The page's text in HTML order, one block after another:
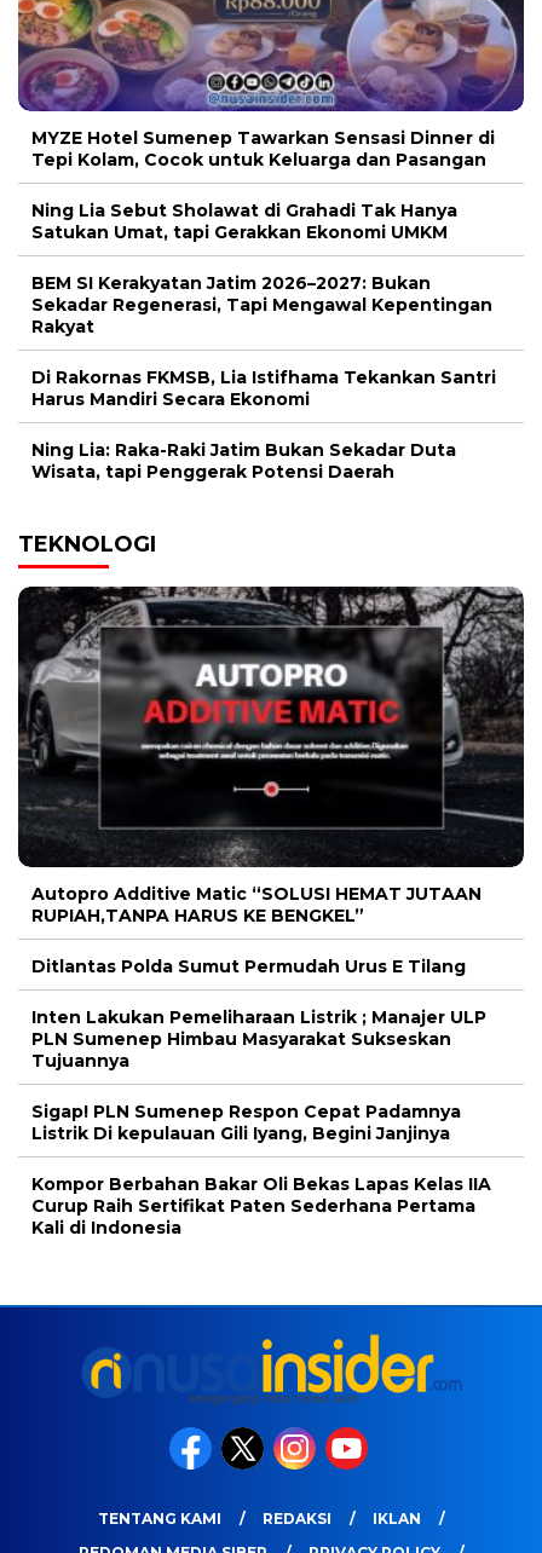
MYZE Hotel Sumenep Tawarkan Sensasi Dinner di
Tepi Kolam, Cocok untuk Keluarga dan Pasangan
Ning Lia Sebut Sholawat di Grahadi Tak Hanya
Satukan Umat, tapi Gerakkan Ekonomi UMKM
BEM SI Kerakyatan Jatim 2026–2027: Bukan
Sekadar Regenerasi, Tapi Mengawal Kepentingan
Rakyat
Di Rakornas FKMSB, Lia Istifhama Tekankan Santri
Harus Mandiri Secara Ekonomi
Ning Lia: Raka-Raki Jatim Bukan Sekadar Duta
Wisata, tapi Penggerak Potensi Daerah
TEKNOLOGI
Autopro Additive Matic “SOLUSI HEMAT JUTAAN
RUPIAH,TANPA HARUS KE BENGKEL”
Ditlantas Polda Sumut Permudah Urus E Tilang
Inten Lakukan Pemeliharaan Listrik ; Manajer ULP
PLN Sumenep Himbau Masyarakat Sukseskan
Tujuannya
Sigap! PLN Sumenep Respon Cepat Padamnya
Listrik Di kepulauan Gili Iyang, Begini Janjinya
Kompor Berbahan Bakar Oli Bekas Lapas Kelas IIA
Curup Raih Sertifikat Paten Sederhana Pertama
Kali di Indonesia
TENTANG KAMI REDAKSI
IKLAN